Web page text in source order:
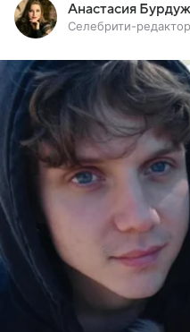
Анастасия
Селебрити-редактор